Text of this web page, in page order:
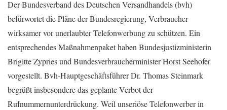
Der Bundesverband des Deutschen Versandhandels (bvh)
befürwortet die Pläne der Bundesregierung, Verbraucher
wirksamer vor unerlaubter Telefonwerbung zu schützen. Ein
entsprechendes Maßnahmenpaket haben Bundesjustizministerin
Brigitte Zypries und Bundesverbraucherminister Horst Seehofer
vorgestellt. Bvh-Hauptgeschäftsführer Dr. Thomas Steinmark
begrüßt insbesondere das geplante Verbot der
Rufnummernunterdrückung. Weil unseriöse Telefonwerber in